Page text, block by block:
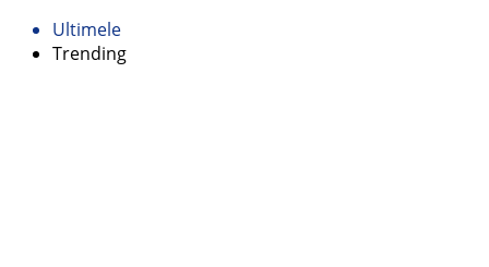
Ultimele
Trending